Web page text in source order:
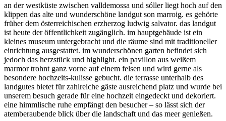
an der westküste zwischen valldemossa und sóller liegt hoch auf den
klippen das alte und wunderschöne landgut son marroig. es gehörte
früher dem österreichischen erzherzog ludwig salvator. das landgut
ist heute der öffentlichkeit zugänglich. im hauptgebäude ist ein
kleines museum untergebracht und die räume sind mit traditioneller
einrichtung ausgestattet. im wunderschönen garten befindet sich
jedoch das herzstück und highlight. ein pavillon aus weißem
marmor trohnt ganz vorne auf einem felsen und wird gerne als
besondere hochzeits-kulisse gebucht. die terrasse unterhalb des
landgutes bietet für zahlreiche gäste ausreichend platz und wurde bei
unserem besuch gerade für eine hochzeit eingedeckt und dekoriert.
eine himmlische ruhe empfängt den besucher – so lässt sich der
atemberaubende blick über die landschaft und das meer genießen.